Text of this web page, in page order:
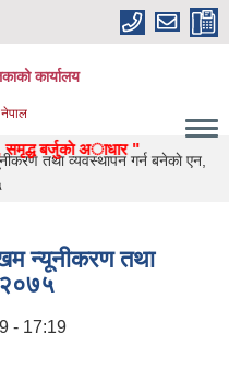
कार्यालय
बर्जुकाे अाधार "
तथा व्यवस्थापन गर्न बनेकाे एन,
न्यूनीकरण तथा
२०७५
- 17:19